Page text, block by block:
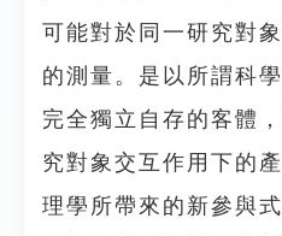
可能對於同一研究對
的測量。是以所謂科
完全獨立自存的客體
究對象交互作用下的
理學所帶來的新參與